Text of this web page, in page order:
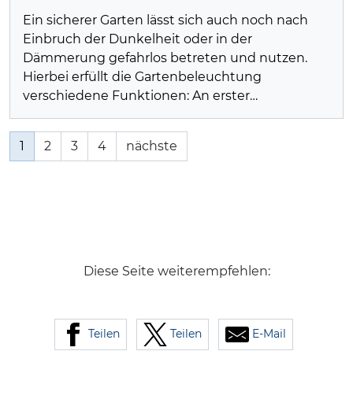
Ein sicherer Garten lässt sich auch noch nach
Einbruch der Dunkelheit oder in der
Dämmerung gefahrlos betreten und nutzen.
Hierbei erfüllt die Gartenbeleuchtung
verschiedene Funktionen: An erster…
1 2 3 4 nächste
Diese Seite weiterempfehlen:
Teilen Teilen E-Mail